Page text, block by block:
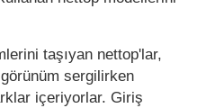
taşıyan nettop'lar,
sergilirken
içeriyorlar. Giriş